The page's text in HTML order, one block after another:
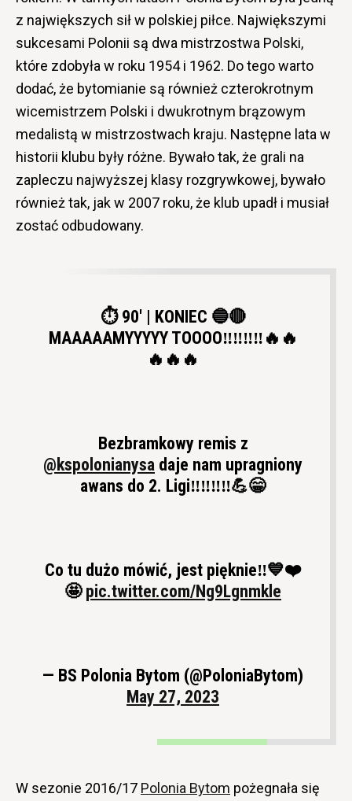
z największych sił w polskiej piłce. Największymi
sukcesami Polonii są dwa mistrzostwa Polski,
które zdobyła w roku 1954 i 1962. Do tego warto
dodać, że bytomianie są również czterokrotnym
wicemistrzem Polski i dwukrotnym brązowym
medalistą w mistrzostwach kraju. Następne lata w
historii klubu były różne. Bywało tak, że grali na
zapleczu najwyższej klasy rozgrywkowej, bywało
również tak, jak w 2007 roku, że klub upadł i musiał
zostać odbudowany.
⏱️ 90' | KONIEC 🔵🔴
MAAAAAMYYYYY TOOOO‼️‼️‼️‼️🔥🔥
🔥🔥🔥
Bezbramkowy remis z
@kspolonianysa daje nam upragniony
awans do 2. Ligi‼️‼️‼️‼️💪😁
Co tu dużo mówić, jest pięknie‼️💙❤️
🤩 pic.twitter.com/Ng9Lgnmkle
— BS Polonia Bytom (@PoloniaBytom)
May 27, 2023
W sezonie 2016/17 Polonia Bytom pożegnała się